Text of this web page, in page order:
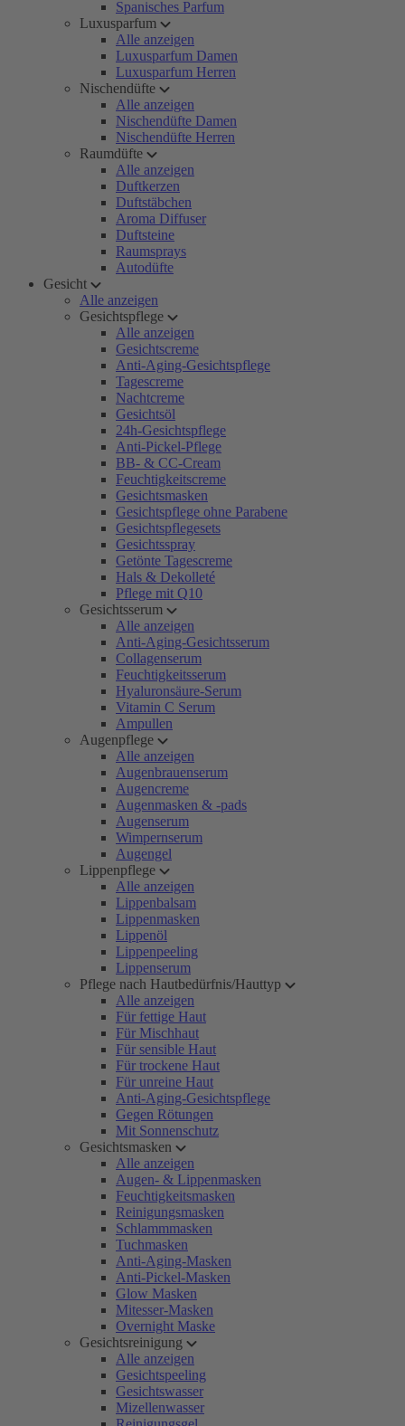
Spanisches Parfum
Luxusparfum
Alle anzeigen
Luxusparfum Damen
Luxusparfum Herren
Nischendüfte
Alle anzeigen
Nischendüfte Damen
Nischendüfte Herren
Raumdüfte
Alle anzeigen
Duftkerzen
Duftstäbchen
Aroma Diffuser
Duftsteine
Raumsprays
Autodüfte
Gesicht
Alle anzeigen
Gesichtspflege
Alle anzeigen
Gesichtscreme
Anti-Aging-Gesichtspflege
Tagescreme
Nachtcreme
Gesichtsöl
24h-Gesichtspflege
Anti-Pickel-Pflege
BB- & CC-Cream
Feuchtigkeitscreme
Gesichtsmasken
Gesichtspflege ohne Parabene
Gesichtspflegesets
Gesichtsspray
Getönte Tagescreme
Hals & Dekolleté
Pflege mit Q10
Gesichtsserum
Alle anzeigen
Anti-Aging-Gesichtsserum
Collagenserum
Feuchtigkeitsserum
Hyaluronsäure-Serum
Vitamin C Serum
Ampullen
Augenpflege
Alle anzeigen
Augenbrauenserum
Augencreme
Augenmasken & -pads
Augenserum
Wimpernserum
Augengel
Lippenpflege
Alle anzeigen
Lippenbalsam
Lippenmasken
Lippenöl
Lippenpeeling
Lippenserum
Pflege nach Hautbedürfnis/Hauttyp
Alle anzeigen
Für fettige Haut
Für Mischhaut
Für sensible Haut
Für trockene Haut
Für unreine Haut
Anti-Aging-Gesichtspflege
Gegen Rötungen
Mit Sonnenschutz
Gesichtsmasken
Alle anzeigen
Augen- & Lippenmasken
Feuchtigkeitsmasken
Reinigungsmasken
Schlammmasken
Tuchmasken
Anti-Aging-Masken
Anti-Pickel-Masken
Glow Masken
Mitesser-Masken
Overnight Maske
Gesichtsreinigung
Alle anzeigen
Gesichtspeeling
Gesichtswasser
Mizellenwasser